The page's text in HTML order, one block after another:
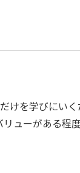
けを学びにい
ューがある程